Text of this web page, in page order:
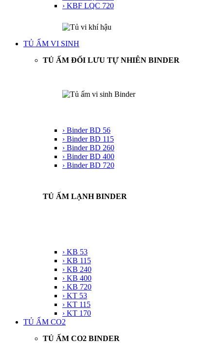
› KBF LQC 720
TỦ ẤM VI SINH
TỦ ẤM ĐỐI LƯU TỰ NHIÊN BINDER
› Binder BD 56
› Binder BD 115
› Binder BD 260
› Binder BD 400
› Binder BD 720
TỦ ẤM LẠNH BINDER
› KB 53
› KB 115
› KB 240
› KB 400
› KB 720
› KT 53
› KT 115
› KT 170
TỦ ẤM CO2
TỦ ẤM CO2 BINDER